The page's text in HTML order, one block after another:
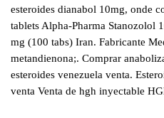
esteroides dianabol 10mg, onde
tablets Alpha-Pharma Stanozolol
mg (100 tabs) Iran. Fabricante
metandienona;. Comprar
esteroides venezuela venta.
venta Venta de hgh inyectable